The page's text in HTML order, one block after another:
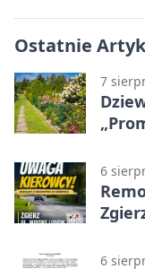
Ostatnie
7
6
6